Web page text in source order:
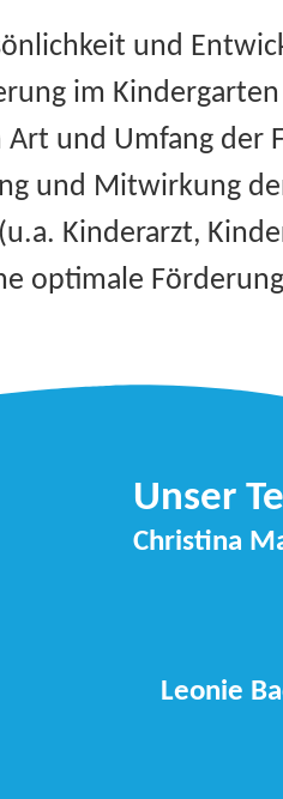
und
im
und Umfang der
und Mitwirkung
Kinderarzt,
optimale
Unser
Christina
Leonie